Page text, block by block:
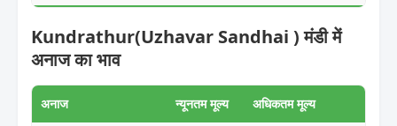
Kundrathur(Uzhavar Sandhai ) मंडी में
अनाज का भाव
अनाज न्यूनतम मूल्य अधिकतम मूल्य